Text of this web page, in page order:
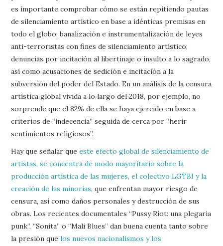
es importante comprobar cómo se están repitiendo pautas
de silenciamiento artístico en base a idénticas premisas en
todo el globo: banalización e instrumentalización de leyes
anti-terroristas con fines de silenciamiento artístico;
denuncias por incitación al libertinaje o insulto a lo sagrado,
así como acusaciones de sedición e incitación a la
subversión del poder del Estado. En un análisis de la censura
artística global vivida a lo largo del 2018, por ejemplo, no
sorprende que el 82% de ella se haya ejercido en base a
criterios de “indecencia” seguida de cerca por “herir
sentimientos religiosos”.
Hay que señalar queeste efecto global de silenciamiento de
artistas, se concentra de modo mayoritario sobre la
producción artística de las mujeres, el colectivo LGTBI y la
creación de las minorías, que enfrentan mayor riesgo de
censura, así como daños personales y destrucción de sus
obras. Los recientes documentales “Pussy Riot: una plegaria
punk”, “Sonita” o “Mali Blues” dan buena cuenta tanto sobre
la presión quelos nuevos nacionalismos y los